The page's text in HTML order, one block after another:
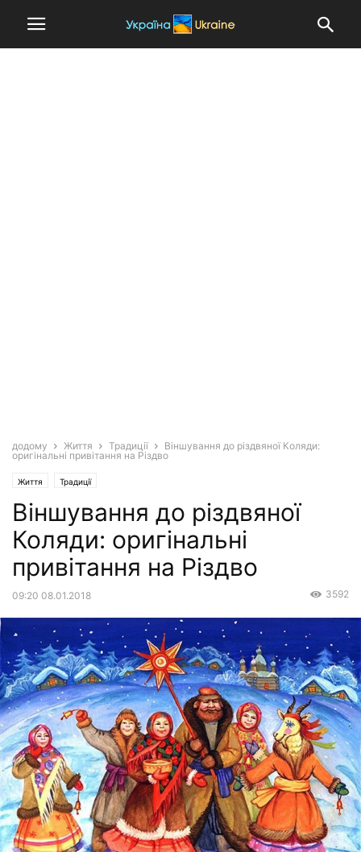
додому Життя Традиції
Віншування до різдвяної Коляди:
оригінальні привітання на Різдво
Життя Традиції
Віншування до різдвяної
Коляди: оригінальні
привітання на Різдво
09:20 08.01.2018 3592